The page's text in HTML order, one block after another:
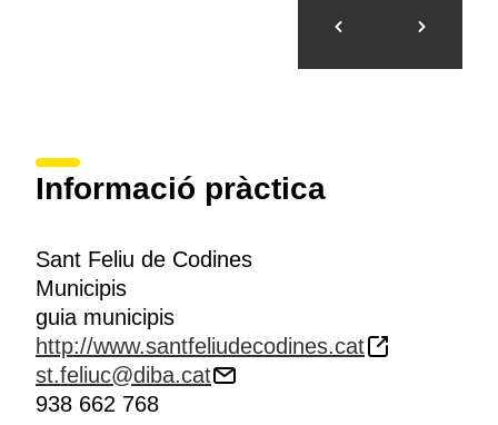
Informació pràctica
Sant Feliu de Codines
Municipis
guia municipis
http://www.santfeliudecodines.cat
st.feliuc@diba.cat
938 662 768